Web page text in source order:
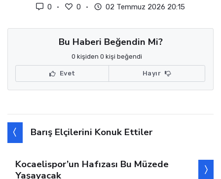
0 0 02 Temmuz 2026 20:15
Bu Haberi Beğendin Mi?
0 kişiden 0 kişi beğendi
Evet Hayır
Barış Elçilerini Konuk Ettiler
Kocaelispor’un Hafızası Bu Müzede
Yaşayacak